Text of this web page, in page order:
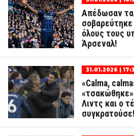
Απέδωσαν
σοβαρεύτηκε
όλους τους
Άρσεναλ!
31.01.2026 |
«Calma,
Λιντς και ο
συγκρατούσε!